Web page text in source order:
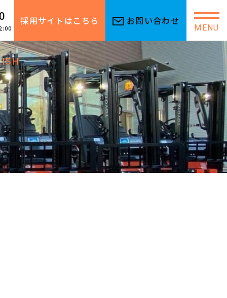
採用サイトはこちら お問い合わせ
MENU